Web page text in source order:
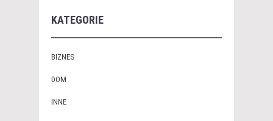
KATEGORIE
BIZNES
DOM
INNE